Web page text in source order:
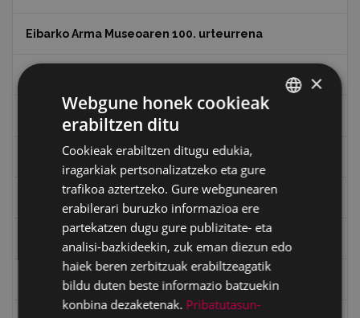
Eibarko Arma Museoaren 100. urteurrena
Eibarko mugarrien itzulia
Eibarko mugarrien itzulia - Iparraldea
Eibartarren ahotan
Emakumeak
Errepublika
×
Webgune honek cookieak
erabiltzen ditu
Cookieak erabiltzen ditugu edukia,
iragarkiak pertsonalizatzeko eta gure
trafikoa aztertzeko. Gure webgunearen
erabilerari buruzko informazioa ere
partekatzen dugu gure publizitate- eta
analisi-bazkideekin, zuk eman diezun edo
haiek beren zerbitzuak erabiltzeagatik
bildu duten beste informazio batzuekin
konbina dezaketenak. Pribatutasun-